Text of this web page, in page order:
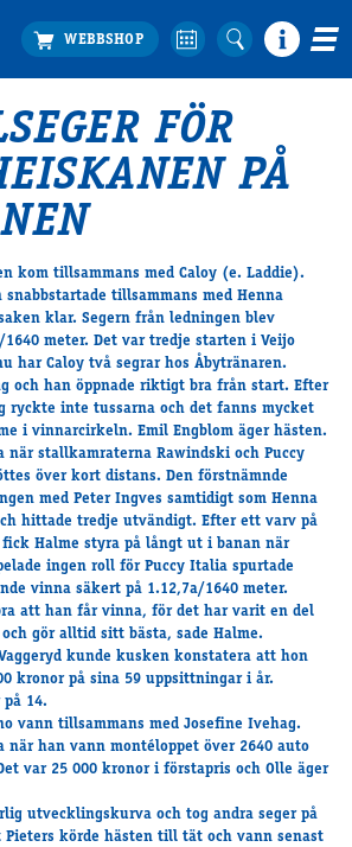
FÖR
PÅ
kom tillsammans medCaloy(e. Laddie).
snabbstartade tillsammans med Henna
klar. Segern från ledningen blev
1640 meter. Det var tredje starten i Veijo
har Caloy två segrar hos Åbytränaren.
och han öppnade riktigt bra från start. Efter
ryckte inte tussarna och det fanns mycket
i vinnarcirkeln. Emil Engblom äger hästen.
när stallkamraterna Rawindski och Puccy
över kort distans. Den förstnämnde
med Peter Ingves samtidigt som Henna
hittade tredje utvändigt. Efter ett varv på
Halme styra på långt ut i banan när
ingen roll för Puccy Italia spurtade
vinna säkert på 1.12,7a/1640 meter.
att han får vinna, för det har varit en del
gör alltid sitt bästa, sade Halme.
kunde kusken konstatera att hon
kronor på sina 59 uppsittningar i år.
14.
vann tillsammans med Josefine Ivehag.
när han vann montéloppet över 2640 auto
var 25 000 kronor i förstapris och Olle äger
utvecklingskurva och tog andra seger på
körde hästen till tät och vann senast